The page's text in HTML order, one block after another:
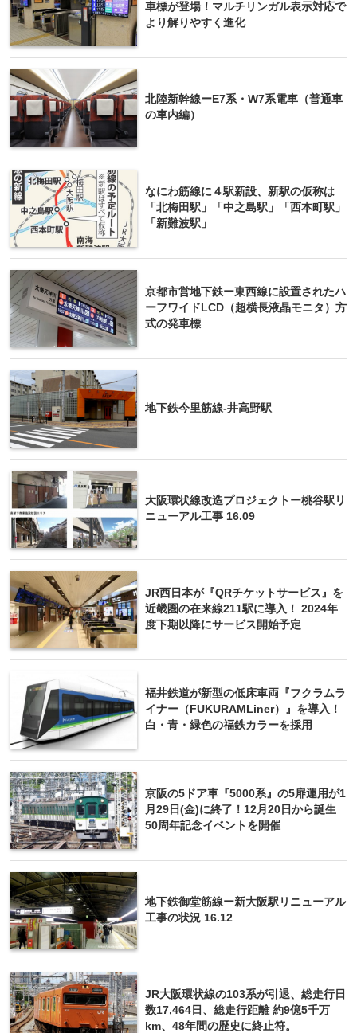
車標が登場！マルチリンガル表示対応で
より解りやすく進化
北陸新幹線ーE7系・W7系電車（普通車
の車内編）
なにわ筋線に４駅新設、新駅の仮称は
「北梅田駅」「中之島駅」「西本町駅」
「新難波駅」
京都市営地下鉄ー東西線に設置されたハ
ーフワイドLCD（超横長液晶モニタ）方
式の発車標
地下鉄今里筋線-井高野駅
大阪環状線改造プロジェクトー桃谷駅リ
ニューアル工事 16.09
JR西日本が『QRチケットサービス』を
近畿圏の在来線211駅に導入！ 2024年
度下期以降にサービス開始予定
福井鉄道が新型の低床車両『フクラムラ
イナー（FUKURAMLiner）』を導入！
白・青・緑色の福鉄カラーを採用
京阪の5ドア車『5000系』の5扉運用が1
月29日(金)に終了！12月20日から誕生
50周年記念イベントを開催
地下鉄御堂筋線ー新大阪駅リニューアル
工事の状況 16.12
JR大阪環状線の103系が引退、総走行日
数17,464日、総走行距離 約9億5千万
km、48年間の歴史に終止符。